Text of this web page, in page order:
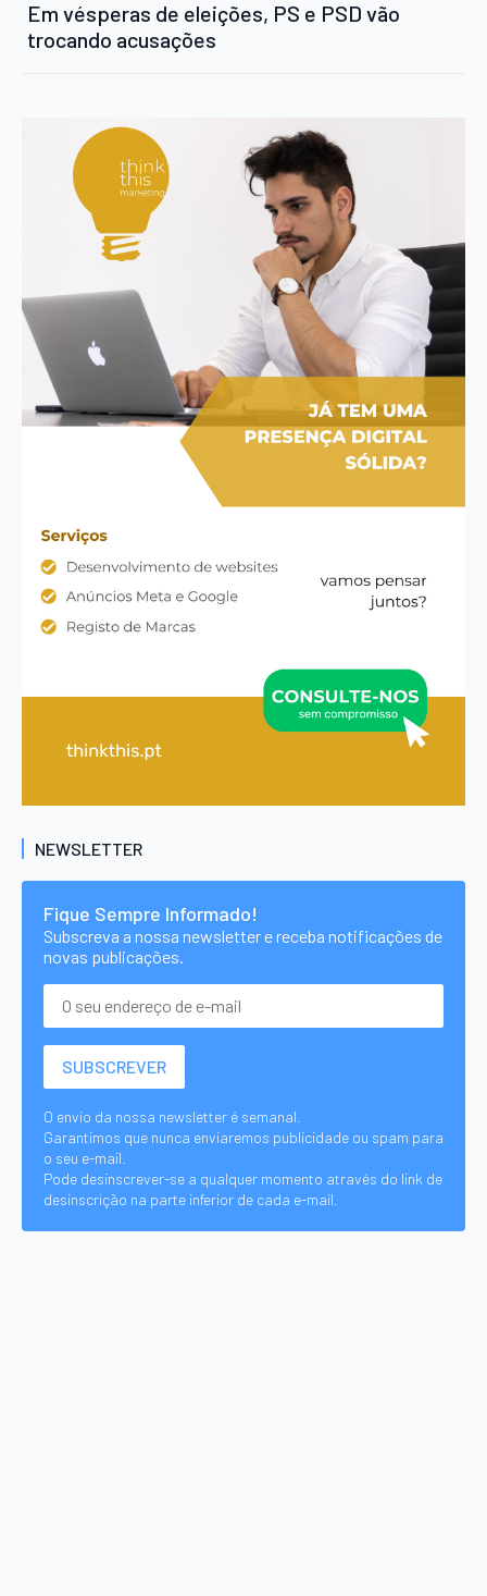
Em vésperas de eleições, PS e PSD vão
trocando acusações
NEWSLETTER
Fique Sempre Informado!
Subscreva a nossa newsletter e receba notificações de
novas publicações.
O envio da nossa newsletter é semanal.
Garantimos que nunca enviaremos publicidade ou spam para
o seu e-mail.
Pode desinscrever-se a qualquer momento através do link de
desinscrição na parte inferior de cada e-mail.